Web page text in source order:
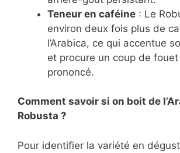
Teneur en caféine : Le
environ deux fois plus de
l’Arabica, ce qui accentue
et procure un coup de fouet
prononcé.
Comment savoir si on boit de
Robusta ?
Pour identifier la variété en